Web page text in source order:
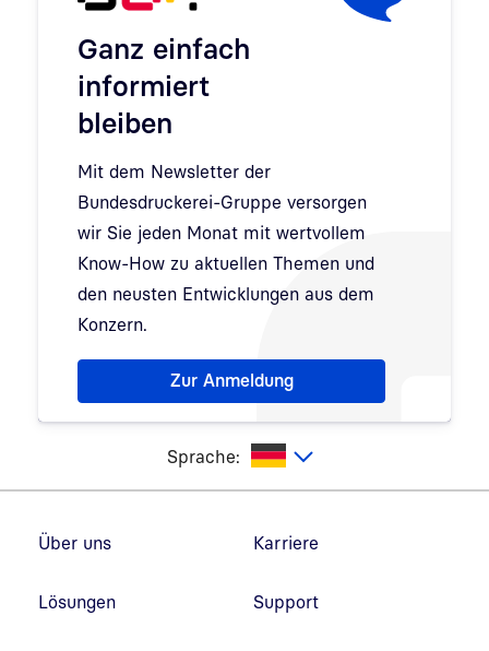
Ganz einfach
informiert
bleiben
Mit dem Newsletter der
Bundesdruckerei-Gruppe versorgen
wir Sie jeden Monat mit wertvollem
Know-How zu aktuellen Themen und
den neusten Entwicklungen aus dem
Konzern.
Hinweis: Dialog zur Newsletter-Anmeldung wurde
Zur Anmeldung
Sprache:
Über uns
Lösungen
Karriere
Support